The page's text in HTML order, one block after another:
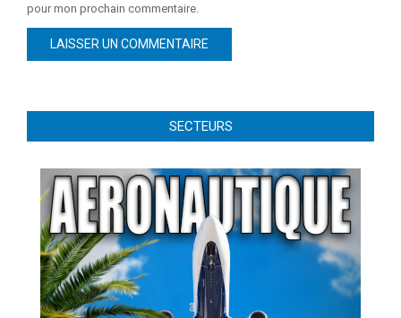
pour mon prochain commentaire.
SECTEURS